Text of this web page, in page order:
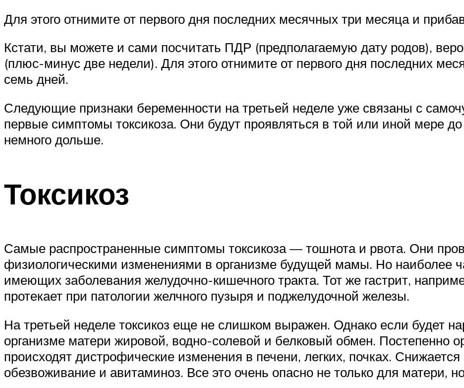
Для этого отнимите от первого дня последних месячных три месяца и
Кстати, вы можете и сами посчитать ПДР (предполагаемую дату родов),
(плюс-минус две недели). Для этого отнимите от первого дня последних
семь дней.
Следующие признаки беременности на третьей неделе уже связаны с
первые симптомы токсикоза. Они будут проявляться в той или иной мере
немного дольше.
Токсикоз
Самые распространенные симптомы токсикоза — тошнота и рвота. Они
физиологическими изменениями в организме будущей мамы. Но наиболее
имеющих заболевания желудочно-кишечного тракта. Тот же гастрит,
протекает при патологии желчного пузыря и поджелудочной железы.
На третьей неделе токсикоз еще не слишком выражен. Однако если будет
организме матери жировой, водно-солевой и белковый обмен. Постепенно
происходят дистрофические изменения в печени, легких, почках.
обезвоживание и авитаминоз. Все это очень опасно не только для матери,